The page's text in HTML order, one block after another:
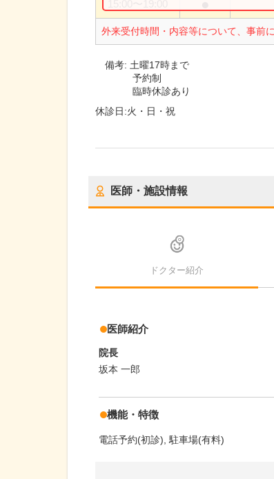
外来受付時間・内容等について、事前
備考: 土曜17時まで
予約制
臨時休診あり
休診日:火・日・祝
医師・施設情報
ドクター紹介
医師紹介
院長
坂本 一郎
機能・特徴
電話予約(初診) 駐車場(有料)